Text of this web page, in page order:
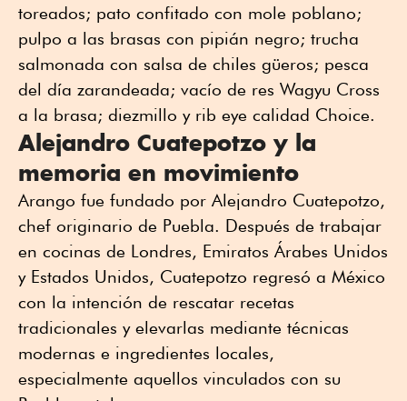
toreados; pato confitado con mole poblano;
pulpo a las brasas con pipián negro; trucha
salmonada con salsa de chiles güeros; pesca
del día zarandeada; vacío de res Wagyu Cross
a la brasa; diezmillo y rib eye calidad Choice.
Alejandro Cuatepotzo y la
memoria en movimiento
Arango fue fundado por Alejandro Cuatepotzo,
chef originario de Puebla. Después de trabajar
en cocinas de Londres, Emiratos Árabes Unidos
y Estados Unidos, Cuatepotzo regresó a México
con la intención de rescatar recetas
tradicionales y elevarlas mediante técnicas
modernas e ingredientes locales,
especialmente aquellos vinculados con su